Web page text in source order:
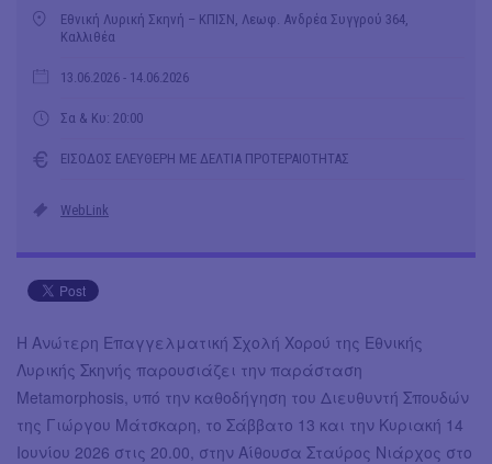
Εθνική Λυρική Σκηνή – ΚΠΙΣΝ, Λεωφ. Ανδρέα Συγγρού 364,
Καλλιθέα
13.06.2026 - 14.06.2026
Σα & Κυ: 20:00
ΕΙΣΟΔΟΣ ΕΛΕΥΘΕΡΗ ΜΕ ΔΕΛΤΙΑ ΠΡΟΤΕΡΑΙΟΤΗΤΑΣ
WebLink
Η Ανώτερη Επαγγελματική Σχολή Χορού της Εθνικής
Λυρικής Σκηνής παρουσιάζει την παράσταση
Metamorphosis, υπό την καθοδήγηση του Διευθυντή Σπουδών
της Γιώργου Μάτσκαρη, το Σάββατο 13 και την Κυριακή 14
Ιουνίου 2026 στις 20.00, στην Αίθουσα Σταύρος Νιάρχος στο